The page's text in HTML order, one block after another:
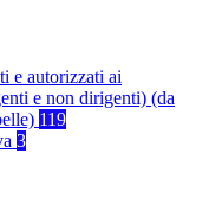
e autorizzati ai
e non dirigenti) (da
119
3